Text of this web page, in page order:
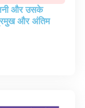
और उसके
और अंतिम